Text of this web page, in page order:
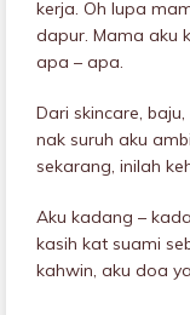
kerja. Oh lupa
dapur. Mama aku
apa – apa.
Dari skincare,
nak suruh aku
sekarang, inilah
Aku kadang –
kasih kat suami
kahwin, aku doa